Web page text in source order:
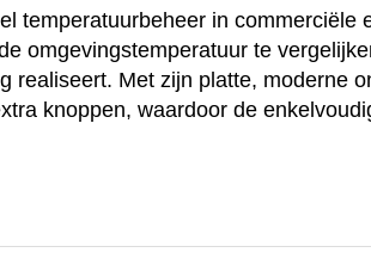
temperatuurbeheer in commerciële
omgevingstemperatuur te
realiseert. Met zijn platte, moderne
knoppen, waardoor de